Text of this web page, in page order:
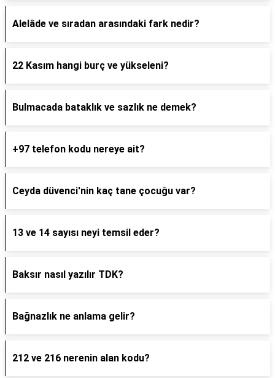
Alelâde ve sıradan arasındaki fark nedir?
22 Kasım hangi burç ve yükseleni?
Bulmacada bataklık ve sazlık ne demek?
+97 telefon kodu nereye ait?
Ceyda düvenci'nin kaç tane çocuğu var?
13 ve 14 sayısı neyi temsil eder?
Baksır nasıl yazılır TDK?
Bağnazlık ne anlama gelir?
212 ve 216 nerenin alan kodu?